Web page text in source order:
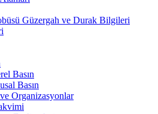
Güzergah ve Durak Bilgileri
Basın
Basın
Organizasyonlar